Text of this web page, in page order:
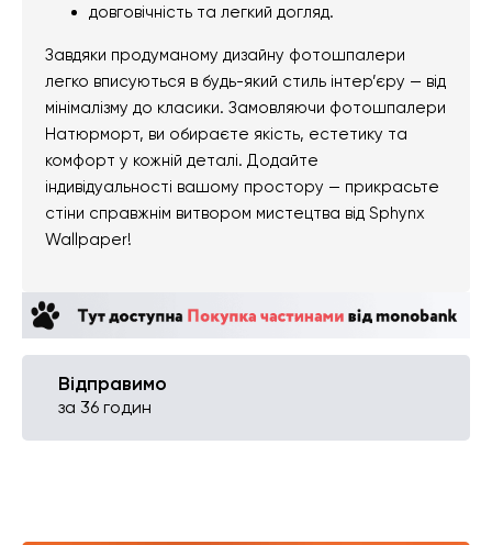
довговічність та легкий догляд.
Завдяки продуманому дизайну фотошпалери
легко вписуються в будь-який стиль інтер’єру — від
мінімалізму до класики. Замовляючи фотошпалери
Натюрморт, ви обираєте якість, естетику та
комфорт у кожній деталі. Додайте
індивідуальності вашому простору — прикрасьте
стіни справжнім витвором мистецтва від Sphynx
Wallpaper!
Відправимо
за 36 годин